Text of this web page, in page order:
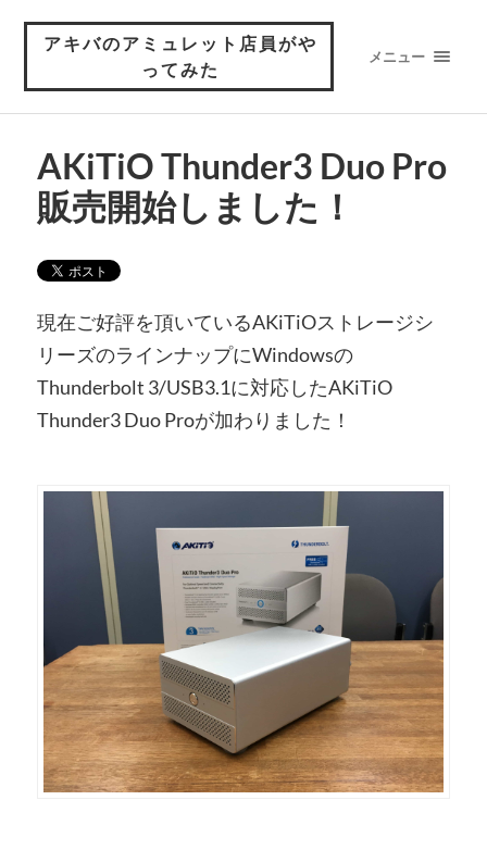
アキバのアミュレット店員がや
ってみた
メニュー
AKiTiO Thunder3 Duo Pro
販売開始しました！
現在ご好評を頂いているAKiTiOストレージシ
リーズのラインナップにWindowsの
Thunderbolt 3/USB3.1に対応したAKiTiO
Thunder3 Duo Proが加わりました！